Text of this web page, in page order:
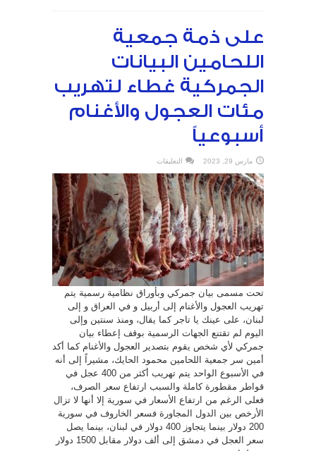
على ذمة جمعية
اللحامين البيانات
الجمركية غطاء لتهريب
مئات العجول والأغنام
أسبوعياً
مارس 29, 2023 التعليقات
ذمة
جمعية
اللحامين
البيانات
الجمركية
غطاء
لتهريب
مئات
العجول
والأغنام
أسبوعياً
مغلقة
تحت مسمى بيان جمركي وبأوراق نظامية رسمية يتم
تهريب العجول والأغنام إلى أربيل و في العراق و إلى
لبنان، على عينك يا تاجر كما يقال، ومنذ سنتين وإلى
اليوم لم تقتنع الجهات الرسمية بوقف إعطاء بيان
جمركي لأي شخص يقوم بتصدير العجول والأغنام كما أكد
أمين سر جمعية اللحامين محمود الحايك، مشيراً إلى أنه
في الأسبوع الواحد يتم تهريب أكثر من 400 عجل في
قواطر مقطورة كاملة والسبب ارتفاع سعر الصرف،
فعلى الرغم من ارتفاع الأسعار في سورية إلا أنها لا تزال
الأرخص بين الدول المجاورة فسعر الخاروف في سورية
200 دولار بينما يتجاوز 400 دولار في لبنان، بينما يصل
سعر العجل في دمشق إلى ألف دولار مقابل 1500 دولار